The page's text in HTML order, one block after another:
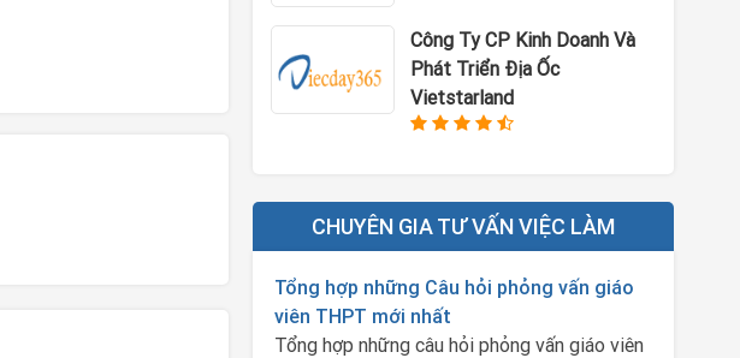
Công Ty CP Kinh Doanh Và
Phát Triển Địa Ốc
Vietstarland
CHUYÊN GIA TƯ VẤN VIỆC LÀM
Tổng hợp những Câu hỏi phỏng vấn giáo
viên THPT mới nhất
Tổng hợp những câu hỏi phỏng vấn giáo viên